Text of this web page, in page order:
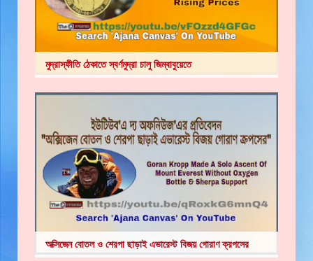
মুদ্রাস্ফীতি ঠেকাতে স্বর্ণমুদ্রা চালু জিম্বাবুয়েতে
অক্সিজেন বোতল ও শেরপা ছাড়াই এভারেস্ট বিজয় গোরাণ ক্রপসের